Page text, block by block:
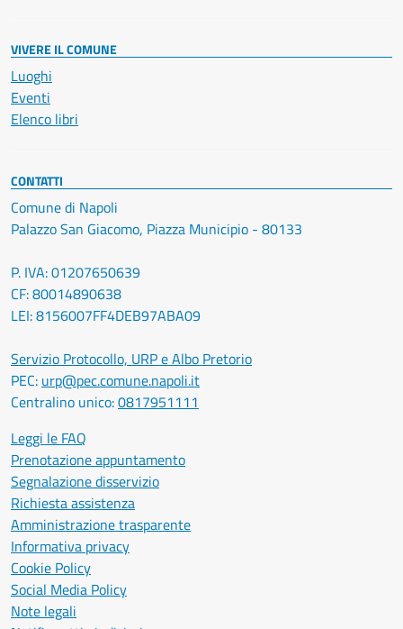
VIVERE IL COMUNE
Luoghi
Eventi
Elenco libri
CONTATTI
Comune di Napoli
Palazzo San Giacomo, Piazza Municipio - 80133
P. IVA: 01207650639
CF: 80014890638
LEI: 8156007FF4DEB97ABA09
Servizio Protocollo, URP e Albo Pretorio
PEC: urp@pec.comune.napoli.it
Centralino unico:0817951111
Leggi le FAQ
Prenotazione appuntamento
Segnalazione disservizio
Richiesta assistenza
Amministrazione trasparente
Informativa privacy
Cookie Policy
Social Media Policy
Note legali